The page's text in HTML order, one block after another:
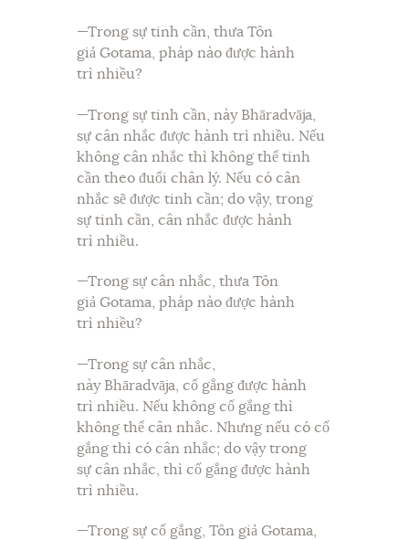
—Trong sự tinh cần, thưa Tôn
giả Gotama, pháp nào được hành
trì nhiều?
—Trong sự tinh cần, này Bhāradvāja,
sự cân nhắc được hành trì nhiều. Nếu
không cân nhắc thì không thể tinh
cần theo đuổi chân lý. Nếu có cân
nhắc sẽ được tinh cần; do vậy, trong
sự tinh cần, cân nhắc được hành
trì nhiều.
—Trong sự cân nhắc, thưa Tôn
giả Gotama, pháp nào được hành
trì nhiều?
—Trong sự cân nhắc,
này Bhāradvāja, cố gắng được hành
trì nhiều. Nếu không cố gắng thì
không thể cân nhắc. Nhưng nếu có cố
gắng thì có cân nhắc; do vậy trong
sự cân nhắc, thì cố gắng được hành
trì nhiều.
—Trong sự cố gắng, Tôn giả Gotama,